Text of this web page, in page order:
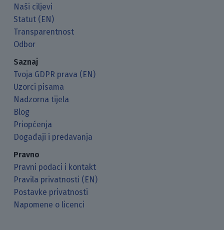
Naši ciljevi
Statut (EN)
Transparentnost
Odbor
Saznaj
Tvoja GDPR prava (EN)
Uzorci pisama
Nadzorna tijela
Blog
Priopćenja
Događaji i predavanja
Pravno
Pravni podaci i kontakt
Pravila privatnosti (EN)
Postavke privatnosti
Napomene o licenci